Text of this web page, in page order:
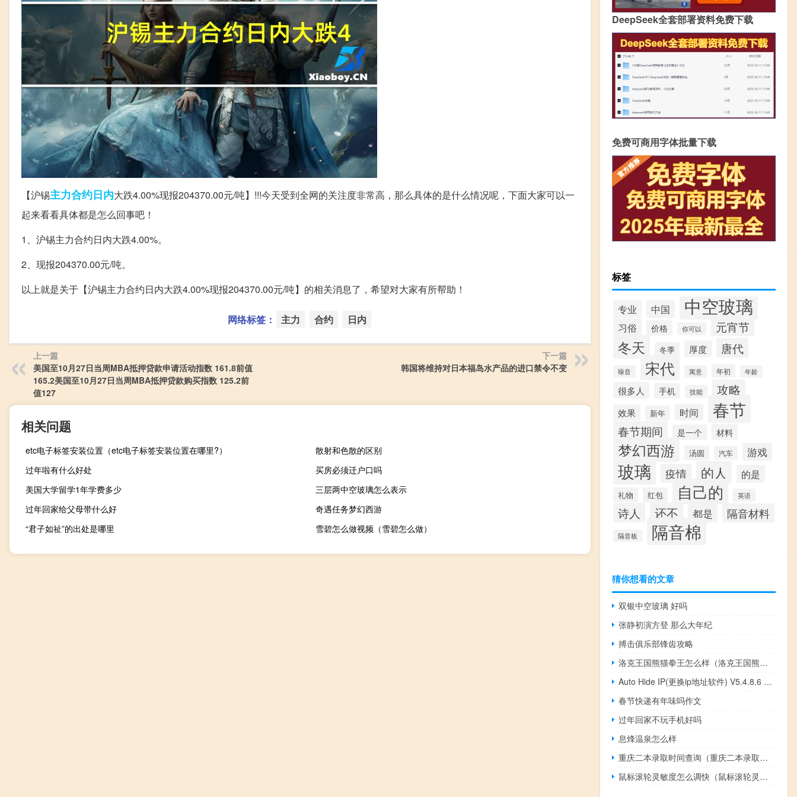
【沪锡主力合约日内大跌4.00%现报204370.00元/吨】!!!今天受到全网的关注度非常高，那么具体的是什么情况呢，下面大家可以一
起来看看具体都是怎么回事吧！
1、沪锡主力合约日内大跌4.00%。
2、现报204370.00元/吨。
以上就是关于【沪锡主力合约日内大跌4.00%现报204370.00元/吨】的相关消息了，希望对大家有所帮助！
网络标签： 主力 合约 日内
上一篇
美国至10月27日当周MBA抵押贷款申请活动指数 161.8前值
165.2美国至10月27日当周MBA抵押贷款购买指数 125.2前
值127
下一篇
韩国将维持对日本福岛水产品的进口禁令不变
相关问题
etc电子标签安装位置（etc电子标签安装位置在哪里?）
散射和色散的区别
过年啦有什么好处
买房必须迁户口吗
美国大学留学1年学费多少
三层两中空玻璃怎么表示
过年回家给父母带什么好
奇遇任务梦幻西游
“君子如祉”的出处是哪里
雪碧怎么做视频（雪碧怎么做）
DeepSeek全套部署资料免费下载
免费可商用字体批量下载
标签
专业 中国 中空玻璃
习俗 价格 你可以 元宵节
冬天 冬季 厚度 唐代
噪音 宋代 寓意 年初 年龄
很多人 手机 技能 攻略
效果 新年 时间 春节
春节期间 是一个 材料
梦幻西游 汤圆 汽车 游戏
玻璃 疫情 的人 的是
礼物 红包 自己的 英语
诗人 还不 都是 隔音材料
隔音板 隔音棉
猜你想看的文章
双银中空玻璃 好吗
张静初演方登 那么大年纪
搏击俱乐部锋齿攻略
洛克王国熊猫拳王怎么样（洛克王国熊猫秀才）
Auto Hide IP(更换ip地址软件) V5.4.8.6 绿色破解版（Auto Hide IP(更换ip地址软件) V5.4.8.6 绿色破解版功能简介）
春节快递有年味吗作文
过年回家不玩手机好吗
息烽温泉怎么样
重庆二本录取时间查询（重庆二本录取时间）
鼠标滚轮灵敏度怎么调快（鼠标滚轮灵敏度怎么调）